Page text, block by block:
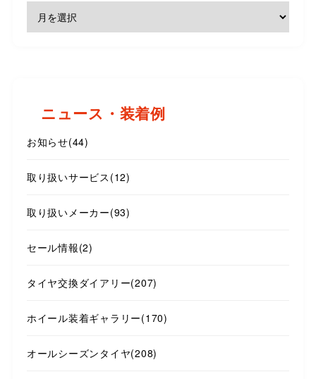
ニュース・装着例
お知らせ(44)
取り扱いサービス (12)
取り扱いメーカー(93)
セール情報(2)
タイヤ交換ダイアリー(207)
ホイール装着ギャラリー(170)
オールシーズンタイヤ(208)